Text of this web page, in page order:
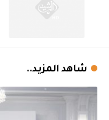
شاهد المزيد..